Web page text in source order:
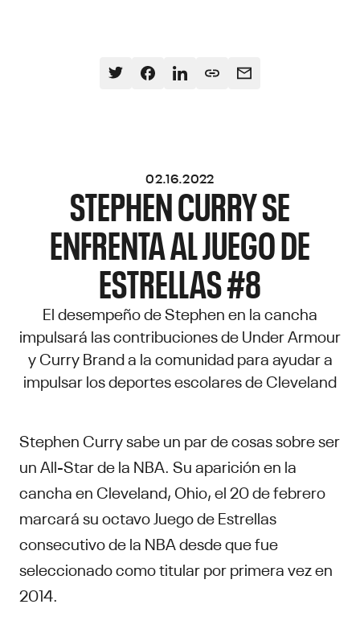
02.16.2022
STEPHEN CURRY SE
ENFRENTA AL JUEGO DE
ESTRELLAS #8
El desempeño de Stephen en la cancha
impulsará las contribuciones de Under Armour
y Curry Brand a la comunidad para ayudar a
impulsar los deportes escolares de Cleveland
Stephen Curry sabe un par de cosas sobre ser
un All-Star de la NBA. Su aparición en la
cancha en Cleveland, Ohio, el 20 de febrero
marcará su octavo Juego de Estrellas
consecutivo de la NBA desde que fue
seleccionado como titular por primera vez en
2014.